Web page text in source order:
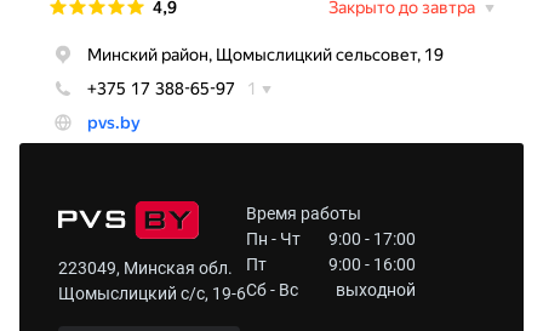
223049, Минская обл.
Щомыслицкий с/с, 19-6
Время работы
Пн - Чт
9:00 - 17:00
Пт
9:00 - 16:00
Сб - Вс
выходной